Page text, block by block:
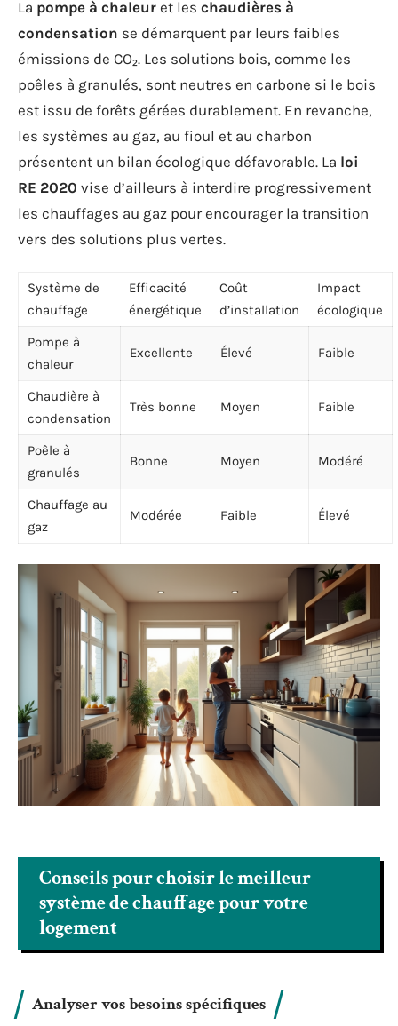
La pompe à chaleur et les chaudières à
condensation se démarquent par leurs faibles
émissions de CO₂. Les solutions bois, comme les
poêles à granulés, sont neutres en carbone si le bois
est issu de forêts gérées durablement. En revanche,
les systèmes au gaz, au fioul et au charbon
présentent un bilan écologique défavorable. La loi
RE 2020 vise d’ailleurs à interdire progressivement
les chauffages au gaz pour encourager la transition
vers des solutions plus vertes.
Système de
chauffage
Efficacité
énergétique
Coût
d’installation
Impact
écologique
Pompe à
chaleur
Excellente Élevé Faible
Chaudière à
condensation
Très bonne Moyen Faible
Poêle à
granulés
Bonne Moyen Modéré
Chauffage au
gaz
Modérée Faible Élevé
Conseils pour choisir le meilleur
système de chauffage pour votre
logement
Analyser vos besoins spécifiques